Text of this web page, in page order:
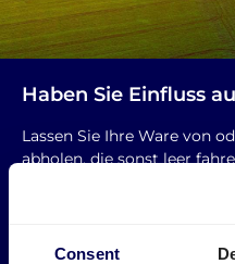
Consent
Haben Sie Einfluss
Lassen Sie Ihre Ware von
abholen, die sonst leer
Leere Kilometer reduzieren